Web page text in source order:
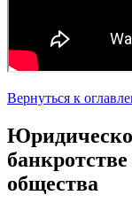
Вернуться к
общества